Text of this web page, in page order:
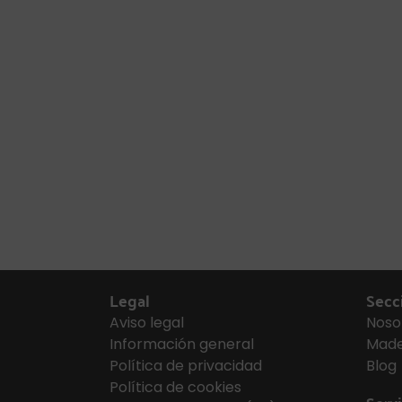
Legal
Aviso legal
Información general
Política de privacidad
Política de cookies
Blog